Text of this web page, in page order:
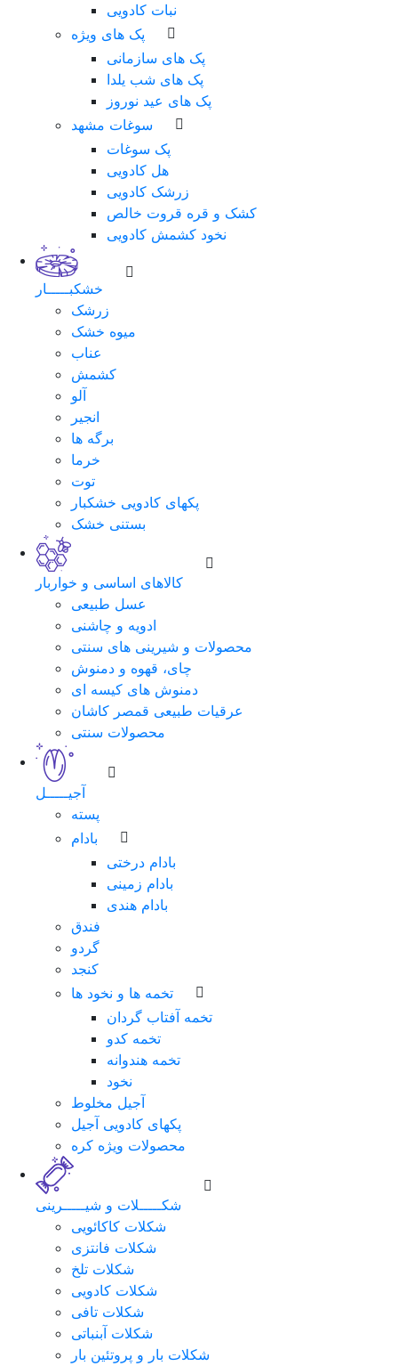
نبات کادویی
پک های ویژه
پک های سازمانی
پک های شب یلدا
پک های عید نوروز
سوغات مشهد
پک سوغات
هل کادویی
زرشک کادویی
کشک و قره قروت خالص
نخود کشمش کادویی
خشکبـــــار
زرشک
میوه خشک
عناب
کشمش
آلو
انجیر
برگه ها
خرما
توت
پکهای کادویی خشکبار
بستنی خشک
کالاهای اساسی و خواربار
عسل طبیعی
ادویه و چاشنی
محصولات و شیرینی های سنتی
چای، قهوه و دمنوش
دمنوش های کیسه ای
عرقیات طبیعی قمصر کاشان
محصولات سنتی
آجیـــــل
پسته
بادام
بادام درختی
بادام زمینی
بادام هندی
فندق
گردو
کنجد
تخمه ها و نخود ها
تخمه آفتاب گردان
تخمه کدو
تخمه هندوانه
نخود
آجیل مخلوط
پکهای کادویی آجیل
محصولات ویژه کره
شکـــــلات و شیـــــرینی
شکلات کاکائویی
شکلات فانتزی
شکلات تلخ
شکلات کادویی
شکلات تافی
شکلات آبنباتی
شکلات بار و پروتئین بار